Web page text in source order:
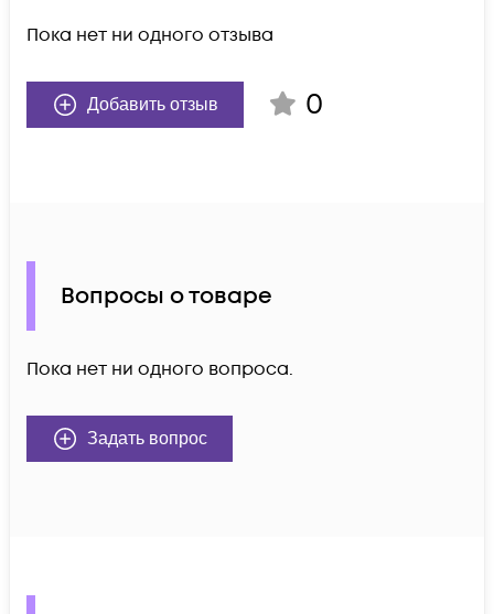
Пока нет ни одного отзыва
Добавить отзыв 0
Вопросы о товаре
Пока нет ни одного вопроса.
Задать вопрос